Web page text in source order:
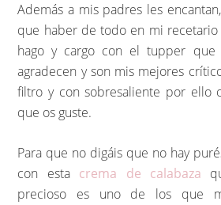
Además a mis padres les
que haber de todo en mi recetario
hago y cargo con el tupper
agradecen y son mis mejores
filtro y con sobresaliente por ello
que os guste.
Para que no digáis que no hay
con esta crema de calabaza
precioso es uno de los que